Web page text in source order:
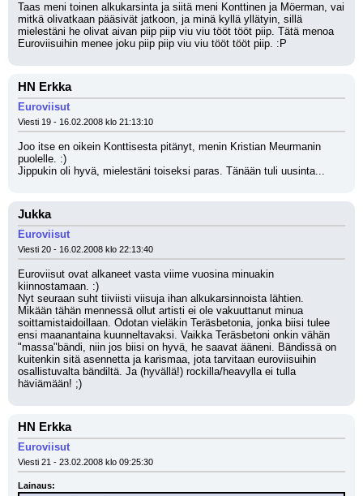
Taas meni toinen alkukarsinta ja siitä meni Konttinen ja Möerman, vai
mitkä olivatkaan pääsivät jatkoon, ja minä kyllä yllätyin, sillä
mielestäni he olivat aivan piip piip viu viu tööt tööt piip. Tätä menoa
Euroviisuihin menee joku piip piip viu viu tööt tööt piip. :P
HN Erkka
Euroviisut
Viesti 19 - 16.02.2008 klo 21:13:10
Joo itse en oikein Konttisesta pitänyt, menin Kristian Meurmanin
puolelle. :)
Jippukin oli hyvä, mielestäni toiseksi paras. Tänään tuli uusinta...
Jukka
Euroviisut
Viesti 20 - 16.02.2008 klo 22:13:40
Euroviisut ovat alkaneet vasta viime vuosina minuakin
kiinnostamaan. :)
Nyt seuraan suht tiiviisti viisuja ihan alkukarsinnoista lähtien.
Mikään tähän mennessä ollut artisti ei ole vakuuttanut minua
soittamistaidoillaan. Odotan vieläkin Teräsbetonia, jonka biisi tulee
ensi maanantaina kuunneltavaksi. Vaikka Teräsbetoni onkin vähän
"massa"bändi, niin jos biisi on hyvä, he saavat ääneni. Bändissä on
kuitenkin sitä asennetta ja karismaa, jota tarvitaan euroviisuihin
osallistuvalta bändiltä. Ja (hyvällä!) rockilla/heavylla ei tulla
häviämään! ;)
HN Erkka
Euroviisut
Viesti 21 - 23.02.2008 klo 09:25:30
Lainaus: